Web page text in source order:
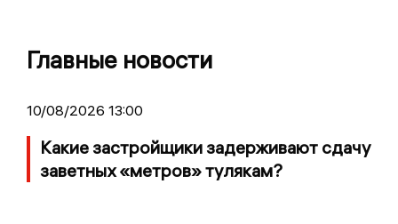
Главные новости
10/08/2026 13:00
Какие застройщики задерживают сдачу
заветных «метров» тулякам?